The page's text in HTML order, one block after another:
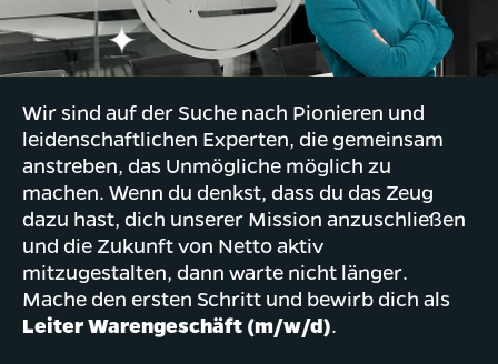
Wir sind auf der Suche nach Pionieren und
leidenschaftlichen Experten, die gemeinsam
anstreben, das Unmögliche möglich zu
machen. Wenn du denkst, dass du das Zeug
dazu hast, dich unserer Mission anzuschließen
und die Zukunft von Netto aktiv
mitzugestalten, dann warte nicht länger.
Mache den ersten Schritt und bewirb dich als
Leiter Warengeschäft (m/w/d).